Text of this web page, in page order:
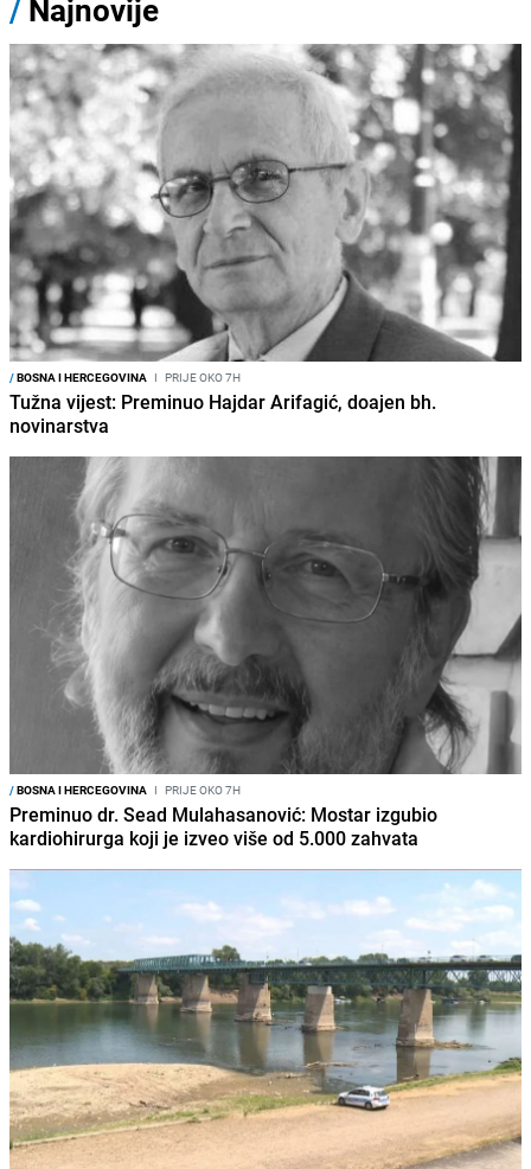
/ Najnovije
/BOSNA I HERCEGOVINA I PRIJE OKO 7H
Tužna vijest: Preminuo Hajdar Arifagić, doajen bh.
novinarstva
/BOSNA I HERCEGOVINA I PRIJE OKO 7H
Preminuo dr. Sead Mulahasanović: Mostar izgubio
kardiohirurga koji je izveo više od 5.000 zahvata